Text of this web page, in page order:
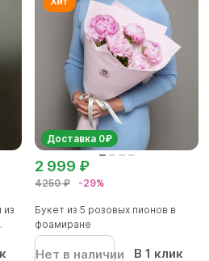
Доставка 0₽
4250 ₽ -29%
2 999 ₽
Букет из 5 розовых пионов в
фоамиране
Нет в наличии В 1 клик